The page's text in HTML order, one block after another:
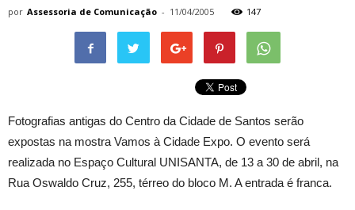
por Assessoria de Comunicação - 11/04/2005 147
Fotografias antigas do Centro da Cidade de Santos serão
expostas na mostra Vamos à Cidade Expo. O evento será
realizada no Espaço Cultural UNISANTA, de 13 a 30 de abril, na
Rua Oswaldo Cruz, 255, térreo do bloco M. A entrada é franca.